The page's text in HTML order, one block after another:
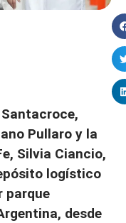
Pullaro y la
Silvia Ciancio,
logístico
parque
desde